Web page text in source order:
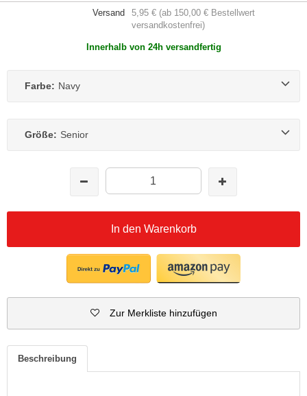
Versand
5,95 € (ab 150,00 € Bestellwert
versandkostenfrei)
Innerhalb von 24h versandfertig
Farbe: Navy
Größe: Senior
In den Warenkorb
Zur Merkliste hinzufügen
Beschreibung